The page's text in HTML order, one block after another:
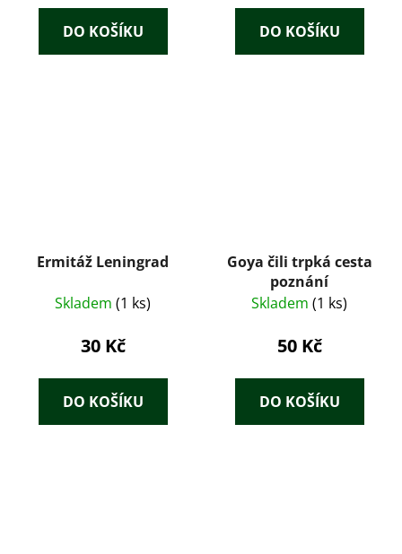
DO KOŠÍKU DO KOŠÍKU
Ermitáž Leningrad
Skladem (1 ks)
30 Kč
DO KOŠÍKU
Goya čili trpká cesta
poznání
Skladem (1 ks)
50 Kč
DO KOŠÍKU